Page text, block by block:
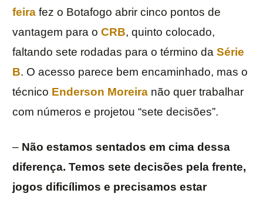
feira fez o Botafogo abrir cinco pontos de
vantagem para o CRB, quinto colocado,
faltando sete rodadas para o término da Série
B. O acesso parece bem encaminhado, mas o
técnico Enderson Moreira não quer trabalhar
com números e projetou “sete decisões”.
– Não estamos sentados em cima dessa
diferença. Temos sete decisões pela frente,
jogos dificílimos e precisamos estar